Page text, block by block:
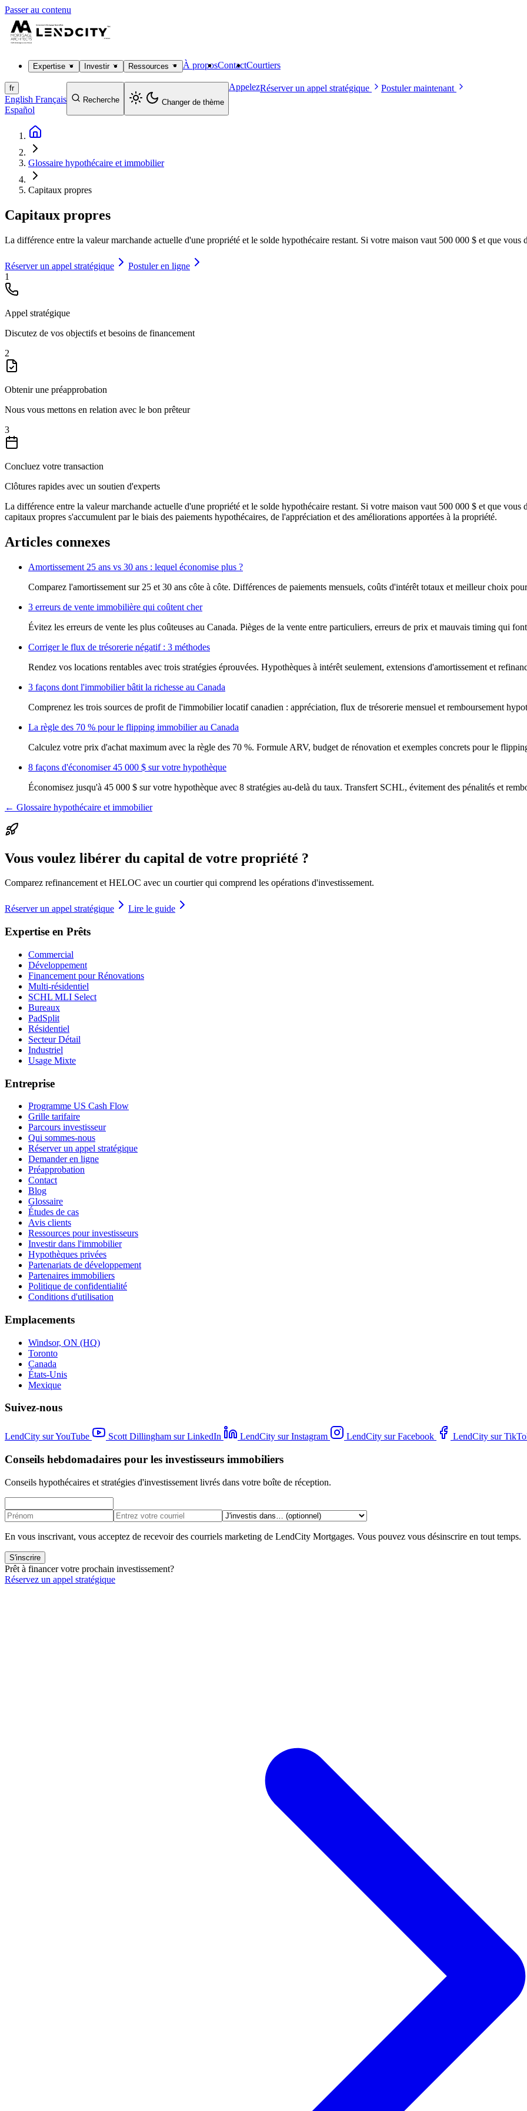
Passer au contenu
Expertise Investir Ressources À proposContactCourtiers
fr
English Français
Español
Recherche Changer de thème
AppelezRéserver un appel stratégique Postuler maintenant
Glossaire hypothécaire et immobilier
Capitaux propres
Capitaux propres
La différence entre la valeur marchande actuelle d'une propriété et le solde hypothécaire restant. Si votre maison vaut 500 000 $ et que
Réserver un appel stratégique
Postuler en ligne
1
Appel stratégique
Discutez de vos objectifs et besoins de financement
2
Obtenir une préapprobation
Nous vous mettons en relation avec le bon prêteur
3
Concluez votre transaction
Clôtures rapides avec un soutien d'experts
La différence entre la valeur marchande actuelle d'une propriété et le solde hypothécaire restant. Si votre maison vaut 500 000 $ et que
capitaux propres s'accumulent par le biais des paiements hypothécaires, de l'appréciation et des améliorations apportées à la propriété.
Articles connexes
Amortissement 25 ans vs 30 ans : lequel économise plus ?
Comparez l'amortissement sur 25 et 30 ans côte à côte. Différences de paiements mensuels, coûts d'intérêt totaux et meilleur choix
3 erreurs de vente immobilière qui coûtent cher
Évitez les erreurs de vente les plus coûteuses au Canada. Pièges de la vente entre particuliers, erreurs de prix et mauvais timing qui
Corriger le flux de trésorerie négatif : 3 méthodes
Rendez vos locations rentables avec trois stratégies éprouvées. Hypothèques à intérêt seulement, extensions d'amortissement et
3 façons dont l'immobilier bâtit la richesse au Canada
Comprenez les trois sources de profit de l'immobilier locatif canadien : appréciation, flux de trésorerie mensuel et remboursement
La règle des 70 % pour le flipping immobilier au Canada
Calculez votre prix d'achat maximum avec la règle des 70 %. Formule ARV, budget de rénovation et exemples concrets pour le
8 façons d'économiser 45 000 $ sur votre hypothèque
Économisez jusqu'à 45 000 $ sur votre hypothèque avec 8 stratégies au-delà du taux. Transfert SCHL, évitement des pénalités et
← Glossaire hypothécaire et immobilier
Vous voulez libérer du capital de votre propriété ?
Comparez refinancement et HELOC avec un courtier qui comprend les opérations d'investissement.
Réserver un appel stratégique Lire le guide
Expertise en Prêts
Commercial
Développement
Financement pour Rénovations
Multi-résidentiel
SCHL MLI Select
Bureaux
PadSplit
Résidentiel
Secteur Détail
Industriel
Usage Mixte
Entreprise
Programme US Cash Flow
Grille tarifaire
Parcours investisseur
Qui sommes-nous
Réserver un appel stratégique
Demander en ligne
Préapprobation
Contact
Blog
Glossaire
Études de cas
Avis clients
Ressources pour investisseurs
Investir dans l'immobilier
Hypothèques privées
Partenariats de développement
Partenaires immobiliers
Politique de confidentialité
Conditions d'utilisation
Emplacements
Windsor, ON (HQ)
Toronto
Canada
États-Unis
Mexique
Suivez-nous
LendCity sur YouTube Scott Dillingham sur LinkedIn LendCity sur Instagram LendCity sur Facebook LendCity sur
Conseils hebdomadaires pour les investisseurs immobiliers
Conseils hypothécaires et stratégies d'investissement livrés dans votre boîte de réception.
En vous inscrivant, vous acceptez de recevoir des courriels marketing de LendCity Mortgages. Vous pouvez vous désinscrire en tout temps.
S'inscrire
Prêt à financer votre prochain investissement?
Réservez un appel stratégique